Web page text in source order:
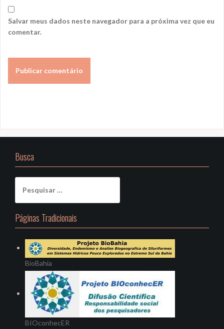
Salvar meus dados neste navegador para a próxima vez que eu
comentar.
Busca
por:
Páginas Tradicionais
BioBahia
BIOconhecER